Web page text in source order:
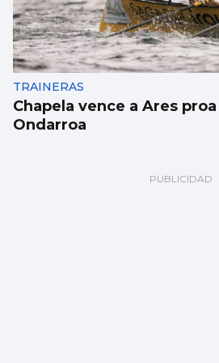
TRAINERAS
Chapela vence a Ares
Ondarroa